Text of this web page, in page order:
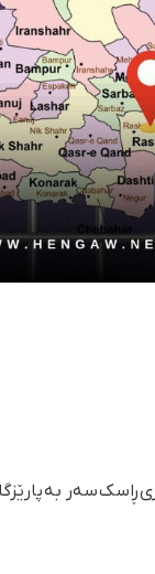
ڕاسک سەر بە